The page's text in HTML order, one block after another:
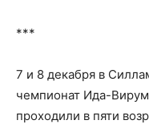
***
7 и 8 декабря в
чемпионат Ида-
проходили в пяти